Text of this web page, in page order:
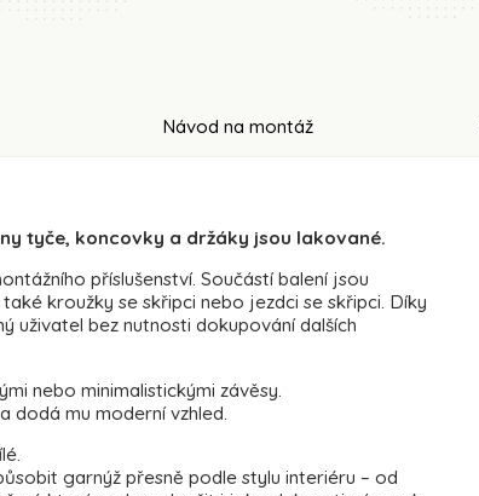
Návod na montáž
tyče, koncovky a držáky jsou lakované.
příslušenství. Součástí balení jsou
kroužky se skřipci nebo jezdci se skřipci. Díky
uživatel bez nutnosti dokupování dalších
nebo minimalistickými závěsy.
dodá mu moderní vzhled.
garnýž přesně podle stylu interiéru – od